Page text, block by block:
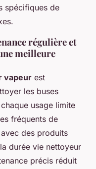
spécifiques de
régulière et
meilleure
vapeur est
les buses
usage limite
fréquents de
avec des produits
durée vie nettoyeur
précis réduit